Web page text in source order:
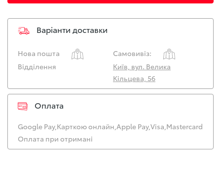
Варіанти доставки
Нова пошта
Самовивіз:
Відділення
Київ, вул. Велика
Кільцева, 56
Оплата
Google Pay,Карткою онлайн,Apple Pay,Visa,Mastercard
Оплата при отримані